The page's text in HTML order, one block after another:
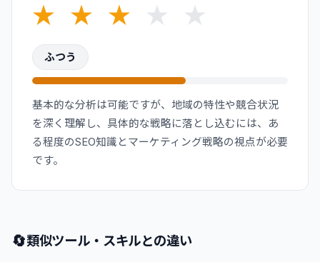
★ ★ ★ ★ ★
ふつう
基本的な分析は可能ですが、地域の特性や競合状況
を深く理解し、具体的な戦略に落とし込むには、あ
る程度のSEO知識とマーケティング戦略の視点が必要
です。
🔄類似ツール・スキルとの違い